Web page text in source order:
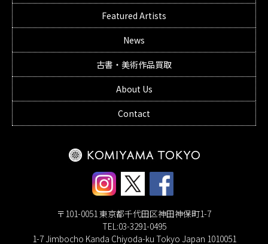
Featured Artists
News
古書・美術作品買取
About Us
Contact
〒101-0051 東京都千代田区神田神保町1-7
TEL:03-3291-0495
1-7 Jimbocho Kanda Chiyoda-ku Tokyo Japan 1010051